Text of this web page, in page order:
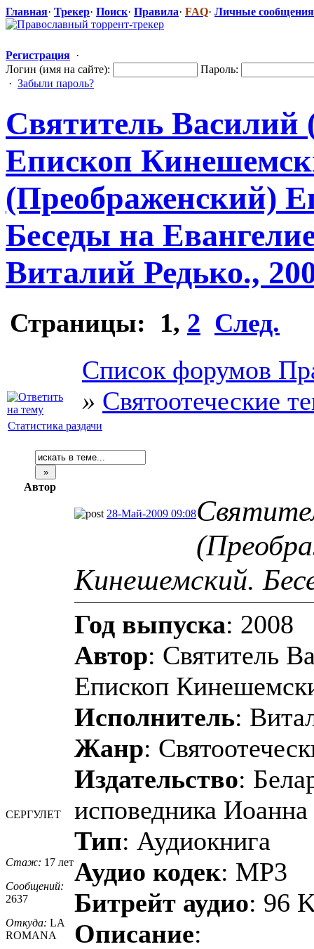
Главная· Трекер· Поиск· Правила· FAQ· Личные сообщения
Регистрация ·
Логин (имя на сайте):
Пароль:
· Забыли пароль?
Святитель Василий
Епископ
(Преображенск​ий)
Беседы на
Виталий Редько.,
Страницы: 1, 2 След.
Список форумов
» Святоотеческие
Статистика раздачи
Автор
СЕРГУЛЕТ
Стаж: 17 лет
Сообщений:
2637
Откуда: LA
ROMANA
28-Май-2009 09:08
Кинешемский.
Год выпуска: 2008
Автор: Святитель
Епископ
Исполнитель:
Жанр:
Издательство:
исповедника
Тип: Аудиокнига
Аудио кодек: MP3
Битрейт аудио: 96
Описание: